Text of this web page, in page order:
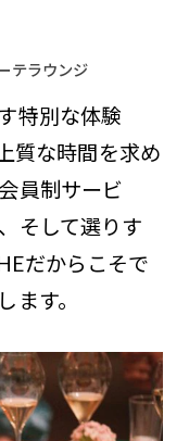
テラウンジ
特別な体験
質な時間を求め
員制サービ
そして選りす
だからこそで
ます。